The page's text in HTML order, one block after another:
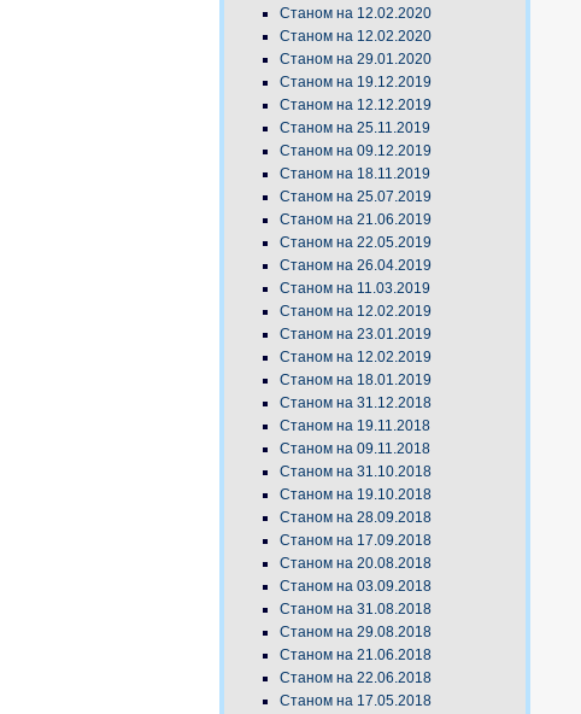
Станом на 12.02.2020
Станом на 12.02.2020
Станом на 29.01.2020
Станом на 19.12.2019
Станом на 12.12.2019
Станом на 25.11.2019
Станом на 09.12.2019
Станом на 18.11.2019
Станом на 25.07.2019
Станом на 21.06.2019
Станом на 22.05.2019
Станом на 26.04.2019
Станом на 11.03.2019
Станом на 12.02.2019
Станом на 23.01.2019
Станом на 12.02.2019
Станом на 18.01.2019
Станом на 31.12.2018
Станом на 19.11.2018
Станом на 09.11.2018
Станом на 31.10.2018
Станом на 19.10.2018
Станом на 28.09.2018
Станом на 17.09.2018
Станом на 20.08.2018
Станом на 03.09.2018
Станом на 31.08.2018
Станом на 29.08.2018
Станом на 21.06.2018
Станом на 22.06.2018
Станом на 17.05.2018